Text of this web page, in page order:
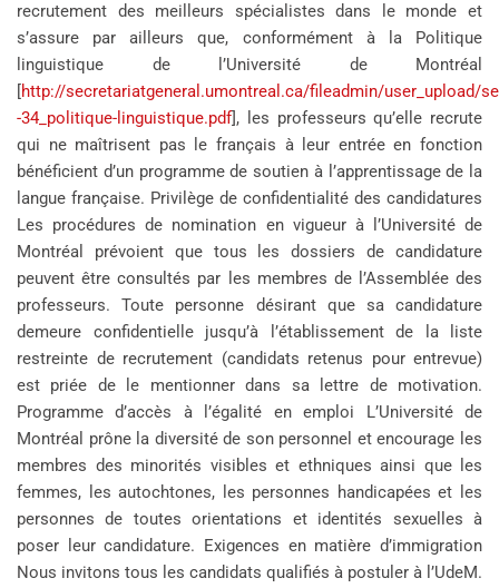
recrutement des meilleurs spécialistes dans le monde et
s’assure par ailleurs que, conformément à la Politique
linguistique de l’Université de Montréal
[http://secretariatgeneral.umontreal.ca/fileadmin/
-34_politique-linguistique.pdf], les professeurs qu’elle recrute
qui ne maîtrisent pas le français à leur entrée en fonction
bénéficient d’un programme de soutien à l’apprentissage de la
langue française. Privilège de confidentialité des candidatures
Les procédures de nomination en vigueur à l’Université de
Montréal prévoient que tous les dossiers de candidature
peuvent être consultés par les membres de l’Assemblée des
professeurs. Toute personne désirant que sa candidature
demeure confidentielle jusqu’à l’établissement de la liste
restreinte de recrutement (candidats retenus pour entrevue)
est priée de le mentionner dans sa lettre de motivation.
Programme d’accès à l’égalité en emploi L’Université de
Montréal prône la diversité de son personnel et encourage les
membres des minorités visibles et ethniques ainsi que les
femmes, les autochtones, les personnes handicapées et les
personnes de toutes orientations et identités sexuelles à
poser leur candidature. Exigences en matière d’immigration
Nous invitons tous les candidats qualifiés à postuler à l’UdeM.